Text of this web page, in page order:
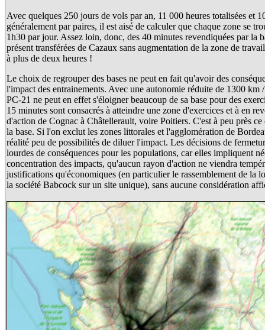
Avec quelques 250 jours de vols par an, 11 000 heures totalisées et
généralement par paires, il est aisé de calculer que chaque zone se
1h30 par jour. Assez loin, donc, des 40 minutes revendiquées par la
présent transférées de Cazaux sans augmentation de la zone de
à plus de deux heures !
Le choix de regrouper des bases ne peut en fait qu'avoir des
l'impact des entrainements. Avec une autonomie réduite de 1300 km
PC-21 ne peut en effet s'éloigner beaucoup de sa base pour des
15 minutes sont consacrés à atteindre une zone d'exercices et à en
d'action de Cognac à Châtellerault, voire Poitiers. C'est à peu près
la base. Si l'on exclut les zones littorales et l'agglomération de
réalité peu de possibilités de diluer l'impact. Les décisions de
lourdes de conséquences pour les populations, car elles impliquent
concentration des impacts, qu'aucun rayon d'action ne viendra
justifications qu'économiques (en particulier le rassemblement de la
la société Babcock sur un site unique), sans aucune considération